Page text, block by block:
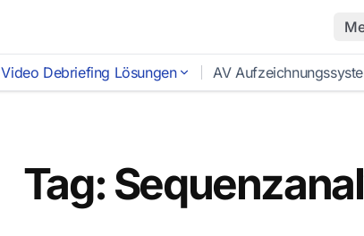
Video Debriefing Lösungen AV
Tag: